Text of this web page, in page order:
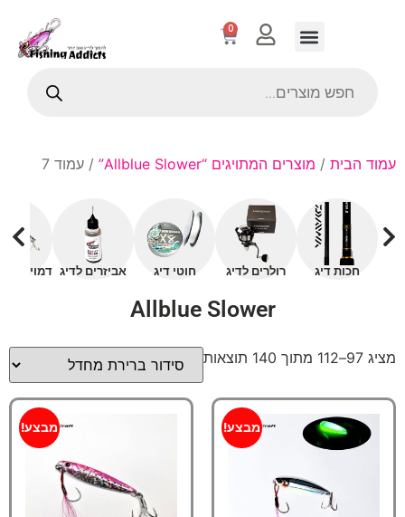
0
עמוד הבית / מוצרים המתויגים “Allblue Slower” / עמוד 7
חכות דיג רולרים לדיג חוטי דיג אביזרים לדיג דמויים
Allblue Slower
מציג 97–112 מתוך 140 תוצאות
מבצע! מבצע!